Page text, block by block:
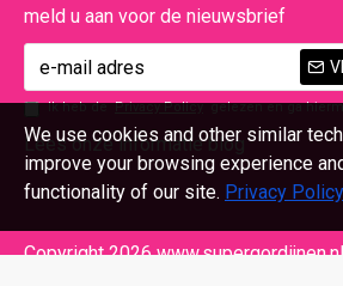
meld u aan voor de nieuwsbrief
Ik heb de Privacy Policy gelezen en ga
Lees onze informatie blog
Copyright 2026
We use cookies and other similar
improve your browsing experience
functionality of our site. Privacy Policy